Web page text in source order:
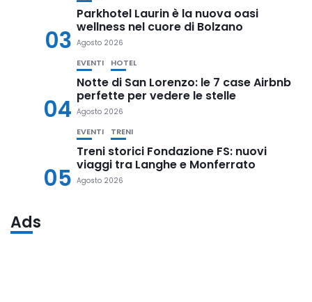
03
Parkhotel Laurin è la nuova oasi
wellness nel cuore di Bolzano
Agosto 2026
04
EVENTI HOTEL
Notte di San Lorenzo: le 7 case Airbnb
perfette per vedere le stelle
Agosto 2026
05
EVENTI TRENI
Treni storici Fondazione FS: nuovi
viaggi tra Langhe e Monferrato
Agosto 2026
Ads